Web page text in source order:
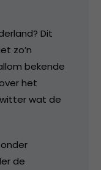
Dit
zo’n
bekende
het
wat de
de